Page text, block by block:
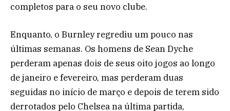
completos para o seu novo clube.
Enquanto, o Burnley regrediu um pouco nas
últimas semanas. Os homens de Sean Dyche
perderam apenas dois de seus oito jogos ao longo
de janeiro e fevereiro, mas perderam duas
seguidas no início de março e depois de terem sido
derrotados pelo Chelsea na última partida,